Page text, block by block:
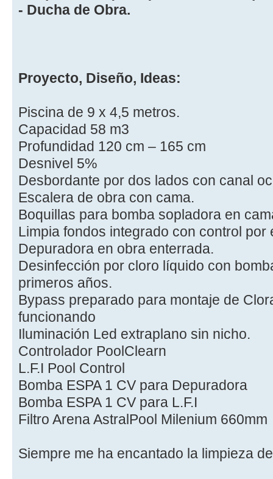
- Ducha de Obra.
Proyecto, Diseño, Ideas:
Piscina de 9 x 4,5 metros.
Capacidad 58 m3
Profundidad 120 cm – 165 cm
Desnivel 5%
Desbordante por dos lados con canal
Escalera de obra con cama.
Boquillas para bomba sopladora en
Limpia fondos integrado con control por
Depuradora en obra enterrada.
Desinfección por cloro líquido con
primeros años.
Bypass preparado para montaje de
funcionando
Iluminación Led extraplano sin nicho.
Controlador PoolClearn
L.F.I Pool Control
Bomba ESPA 1 CV para Depuradora
Bomba ESPA 1 CV para L.F.I
Filtro Arena AstralPool Milenium 660mm
Siempre me ha encantado la limpieza